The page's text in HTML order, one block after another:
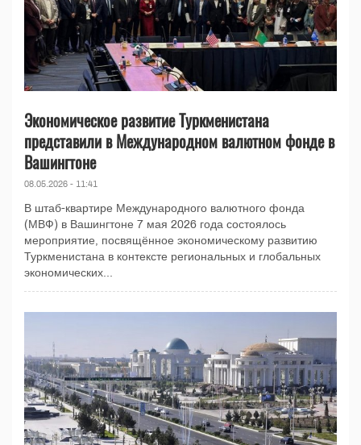
Экономическое развитие Туркменистана
представили в Международном валютном фонде в
Вашингтоне
08.05.2026 - 11:41
В штаб-квартире Международного валютного фонда
(МВФ) в Вашингтоне 7 мая 2026 года состоялось
мероприятие, посвящённое экономическому развитию
Туркменистана в контексте региональных и глобальных
экономических...